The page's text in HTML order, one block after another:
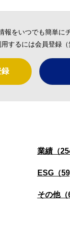
をいつでも簡単に
するには会員登録（
業績（
ESG（
その他（